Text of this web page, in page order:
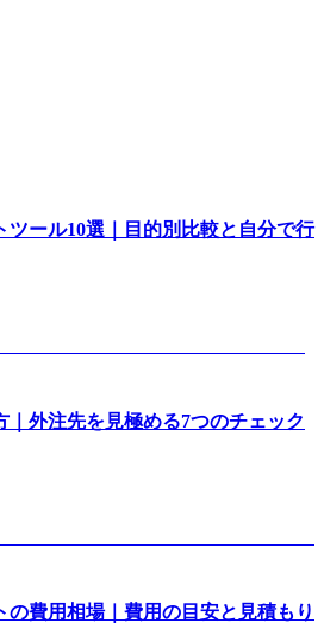
ツール10選｜目的別比較と自分で行
｜外注先を見極める7つのチェック
の費用相場｜費用の目安と見積もり